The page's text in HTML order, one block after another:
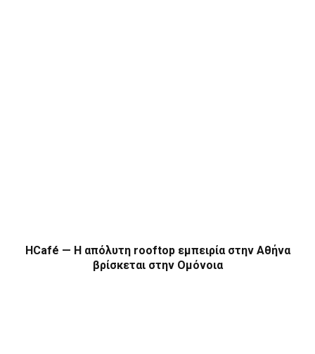
HCafé — Η απόλυτη rooftop εμπειρία στην Αθήνα
βρίσκεται στην Ομόνοια